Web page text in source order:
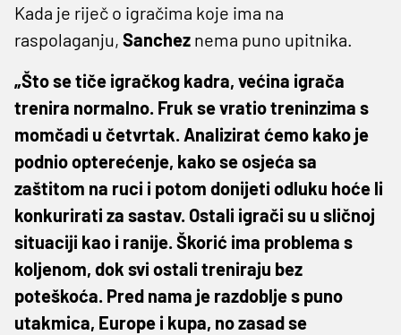
Kada je riječ o igračima koje ima na
raspolaganju, Sanchez nema puno upitnika.
„Što se tiče igračkog kadra, većina igrača
trenira normalno. Fruk se vratio treninzima s
momčadi u četvrtak. Analizirat ćemo kako je
podnio opterećenje, kako se osjeća sa
zaštitom na ruci i potom donijeti odluku hoće li
konkurirati za sastav. Ostali igrači su u sličnoj
situaciji kao i ranije. Škorić ima problema s
koljenom, dok svi ostali treniraju bez
poteškoća. Pred nama je razdoblje s puno
utakmica, Europe i kupa, no zasad se